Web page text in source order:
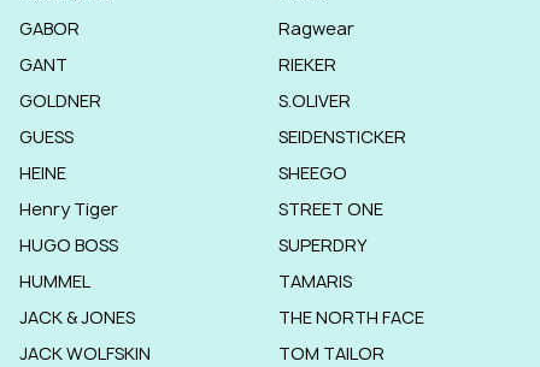
GABOR
GANT
GOLDNER
GUESS
HEINE
Henry Tiger
HUGO BOSS
HUMMEL
JACK & JONES
JACK WOLFSKIN
Ragwear
RIEKER
S.OLIVER
SEIDENSTICKER
SHEEGO
STREET ONE
SUPERDRY
TAMARIS
THE NORTH FACE
TOM TAILOR